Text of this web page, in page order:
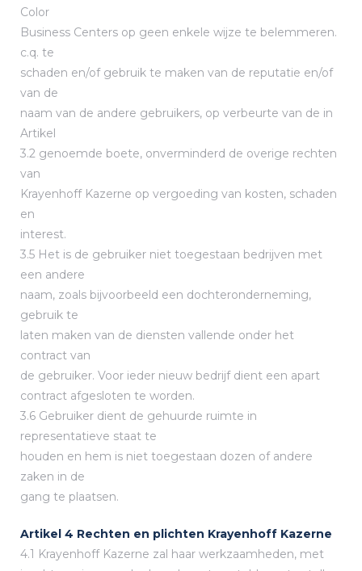
Color
Business Centers op geen enkele wijze te belemmeren.
c.q. te
schaden en/of gebruik te maken van de reputatie en/of
van de
naam van de andere gebruikers, op verbeurte van de in
Artikel
3.2 genoemde boete, onverminderd de overige rechten
van
Krayenhoff Kazerne op vergoeding van kosten, schaden
en
interest.
3.5 Het is de gebruiker niet toegestaan bedrijven met
een andere
naam, zoals bijvoorbeeld een dochteronderneming,
gebruik te
laten maken van de diensten vallende onder het
contract van
de gebruiker. Voor ieder nieuw bedrijf dient een apart
contract afgesloten te worden.
3.6 Gebruiker dient de gehuurde ruimte in
representatieve staat te
houden en hem is niet toegestaan dozen of andere
zaken in de
gang te plaatsen.
Artikel 4 Rechten en plichten Krayenhoff Kazerne
4.1 Krayenhoff Kazerne zal haar werkzaamheden, met